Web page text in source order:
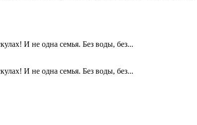
И не одна семья. Без воды, без...
И не одна семья. Без воды, без...